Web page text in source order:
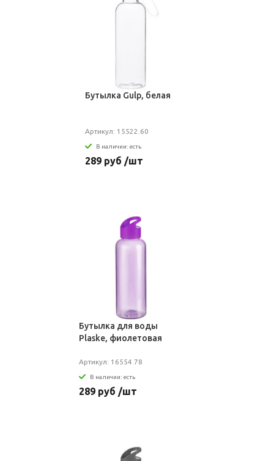
Бутылка Gulp, белая
Артикул: 15522.60
В наличии: есть
289 руб /шт
Бутылка для воды
Plaske, фиолетовая
Артикул: 16554.78
В наличии: есть
289 руб /шт